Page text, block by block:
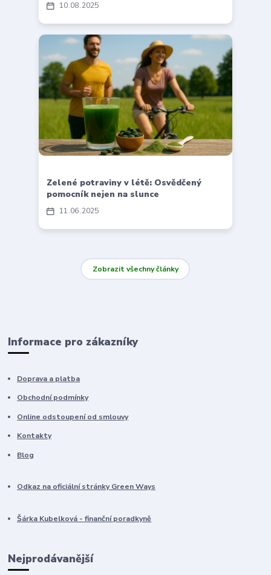
10 08 2025
11 06 2025
Zelené potraviny v létě: Osvědčený
pomocník nejen na slunce
Zobrazit všechny články
Informace pro zákazníky
Doprava a platba
Obchodní podmínky
Online odstoupení od smlouvy
Kontakty
Blog
Odkaz na oficiální stránky Green Ways
Šárka Kubelková - finanční poradkyně
Nejprodávanější